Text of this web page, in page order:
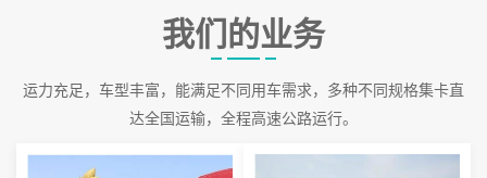
我们的业务
运力充足，车型丰富，能满足不同用车需求，多种不同规格集卡直
达全国运输，全程高速公路运行。